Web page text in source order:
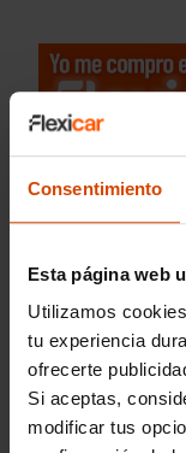
Consentimiento
Esta página web
Utilizamos
tu experiencia
ofrecerte
Si aceptas,
modificar tus